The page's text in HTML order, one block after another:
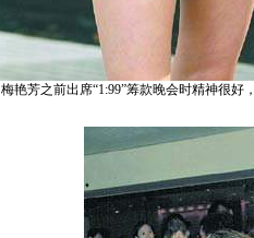
梅艳芳之前出席“1:99”筹款晚会时精神很好